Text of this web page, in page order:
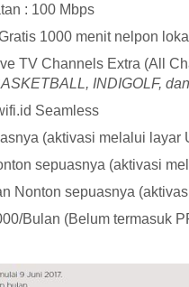
: 100 Mbps
1000 menit nelpon
TV Channels Extra (All
INDIGOLF,
Seamless
(aktivasi melalui layar
sepuasnya (aktivasi
Nonton sepuasnya
Bulan (Belum termasuk